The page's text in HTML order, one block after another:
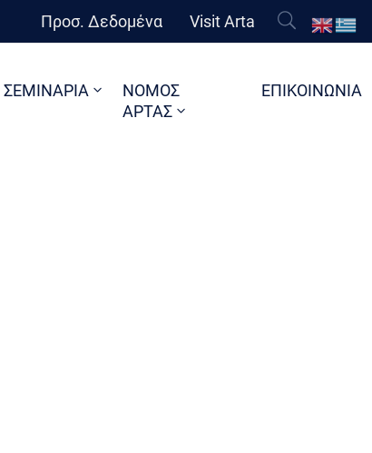
Προσ. Δεδομένα Visit Arta
ΣΕΜΙΝΑΡΙΑ
ΝΟΜΟΣ
ΑΡΤΑΣ
ΕΠΙΚΟΙΝΩΝΙΑ